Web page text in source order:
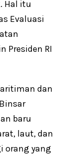
Hal itu
Evaluasi
Presiden RI
dan
baru
laut, dan
orang yang